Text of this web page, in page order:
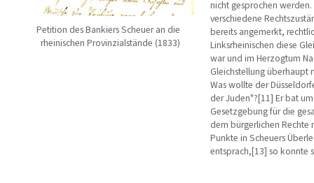
Petition des Bankiers Scheuer an die
rheinischen Provinzialstände (1833)
nicht gesprochen
verschiedene
bereits angemerkt,
Linksrheinischen diese
war und im Herzogtum
Gleichstellung überhaupt
Was wollte der
der Juden"?[11] Er bat
Gesetzgebung für die
dem bürgerlichen Rechte
Punkte in Scheuers
entsprach,[13] so konnte